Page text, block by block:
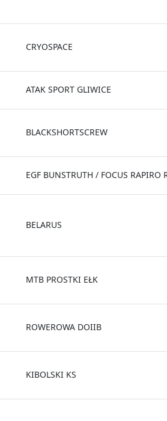
CRYOSPACE
ATAK SPORT GLIWICE
BLACKSHORTSCREW
EGF BUNSTRUTH / FOCUS RAPIRO
BELARUS
MTB PROSTKI EŁK
ROWEROWA DOIIB
KIBOLSKI KS